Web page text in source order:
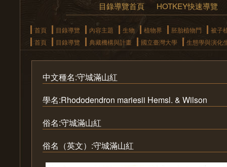
目錄導覽首頁 HOTKEY快速導覽
首頁 目錄導覽 內容主題 生物 植物界 胚胎植物門
被子
首頁
目錄導覽 典藏機構與計畫 國立臺灣大學 生態學與演化
中文種名:守城滿山紅
學名:Rhododendron mariesii Hemsl. & Wilson
俗名:守城滿山紅
俗名（英文）:守城滿山紅